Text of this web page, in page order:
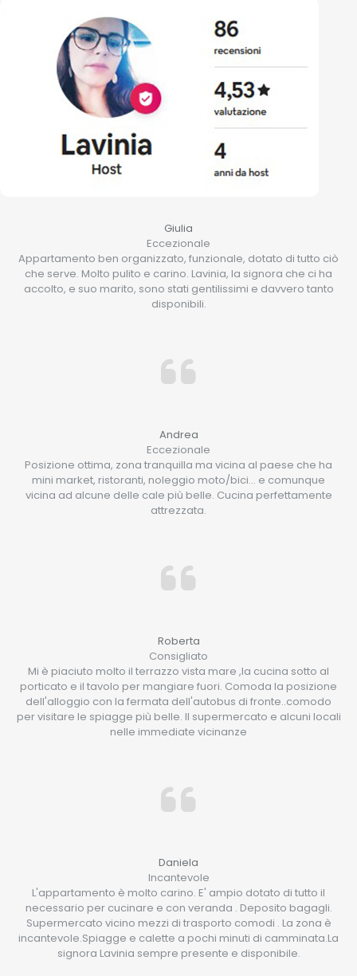
Giulia
Eccezionale
Appartamento ben organizzato, funzionale, dotato di tutto ciò
che serve. Molto pulito e carino. Lavinia, la signora che ci ha
accolto, e suo marito, sono stati gentilissimi e davvero tanto
disponibili.
Andrea
Eccezionale
Posizione ottima, zona tranquilla ma vicina al paese che ha
mini market, ristoranti, noleggio moto/bici… e comunque
vicina ad alcune delle cale più belle. Cucina perfettamente
attrezzata.
Roberta
Consigliato
Mi è piaciuto molto il terrazzo vista mare ,la cucina sotto al
porticato e il tavolo per mangiare fuori. Comoda la posizione
dell'alloggio con la fermata dell'autobus di fronte..comodo
per visitare le spiagge più belle. Il supermercato e alcuni locali
nelle immediate vicinanze
Daniela
Incantevole
L'appartamento è molto carino. E' ampio dotato di tutto il
necessario per cucinare e con veranda . Deposito bagagli.
Supermercato vicino mezzi di trasporto comodi . La zona è
incantevole.Spiagge e calette a pochi minuti di camminata.La
signora Lavinia sempre presente e disponibile.